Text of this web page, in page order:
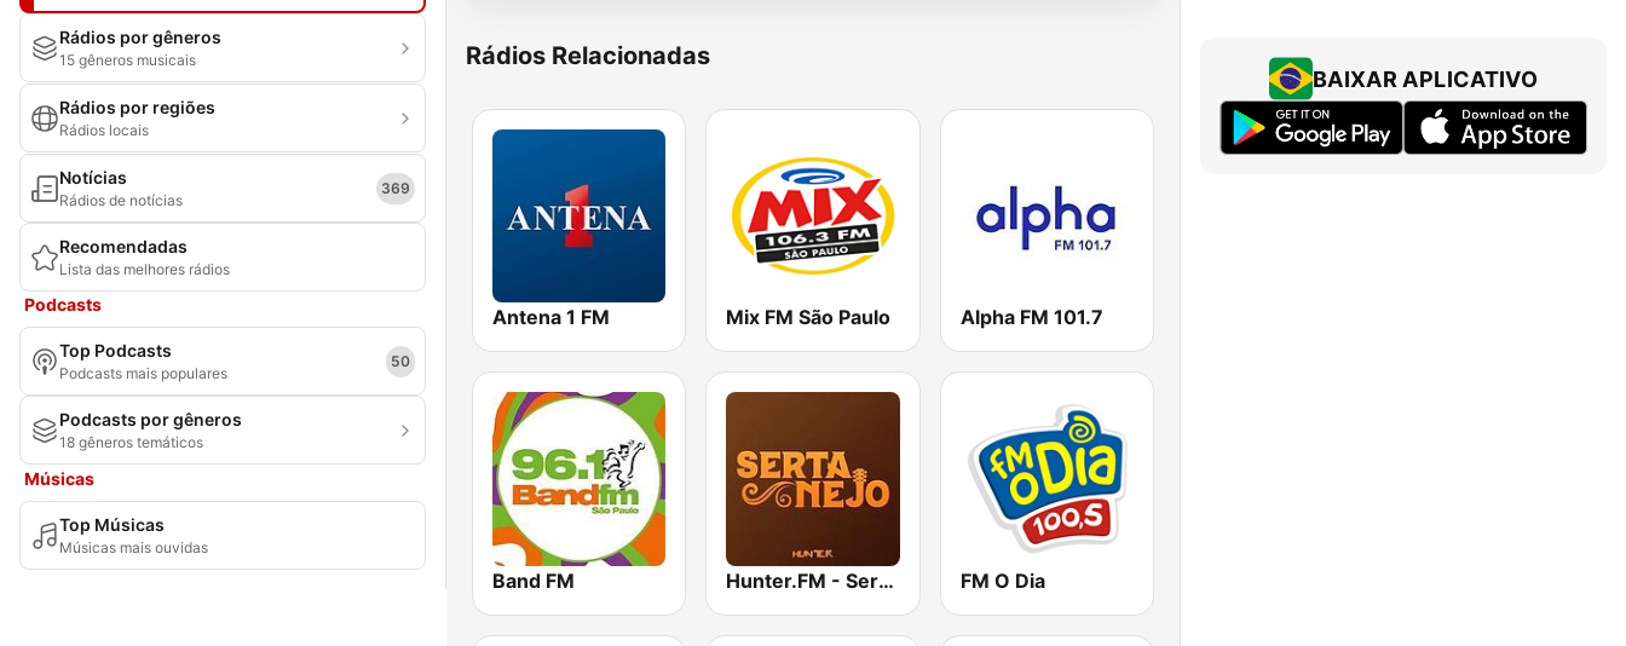
Rádios por gêneros
15 gêneros musicais
Rádios por regiões
Rádios locais
Notícias
Rádios de notícias
369
Recomendadas
Lista das melhores rádios
Podcasts
Top Podcasts
Podcasts mais populares
50
Podcasts por gêneros
18 gêneros temáticos
Músicas
Top Músicas
Músicas mais ouvidas
Rádios Relacionadas
Antena 1 FM Mix FM São Paulo Alpha FM 101.7
Band FM Hunter.FM - Sertanejo FM O Dia
BAIXAR APLICATIVO